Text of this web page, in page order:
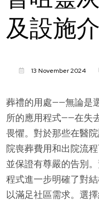
及設施
13 November 2024
葬禮的用處——無論是
所的應用程式——在失
畏懼。對於那些在醫
院喪葬費用和出院流
並保證有尊嚴的告別
程式進一步明確了對
以滿足社區需求。選